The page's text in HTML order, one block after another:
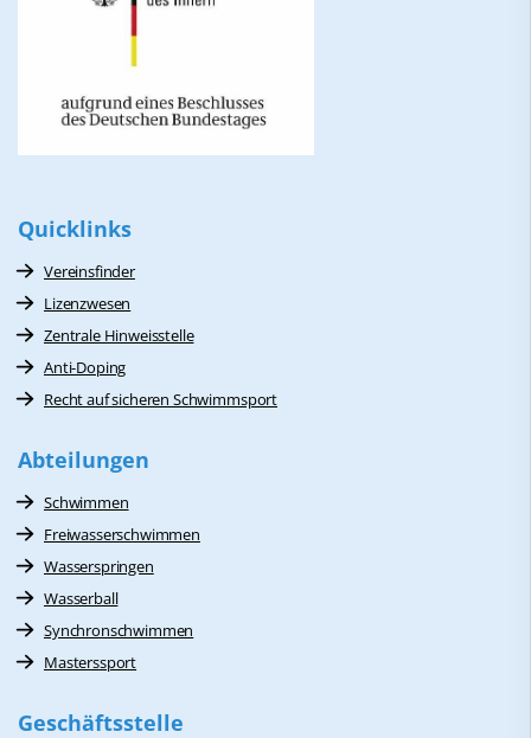
Quicklinks
Vereinsfinder
Lizenzwesen
Zentrale Hinweisstelle
Anti-Doping
Recht auf sicheren Schwimmsport
Abteilungen
Schwimmen
Freiwasserschwimmen
Wasserspringen
Wasserball
Synchronschwimmen
Masterssport
Geschäftsstelle